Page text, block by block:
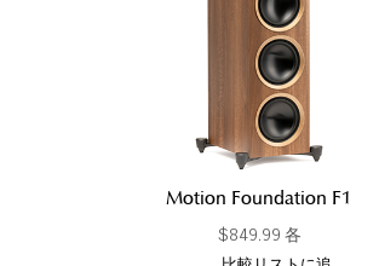
Motion Foundation F1
$849.99 各